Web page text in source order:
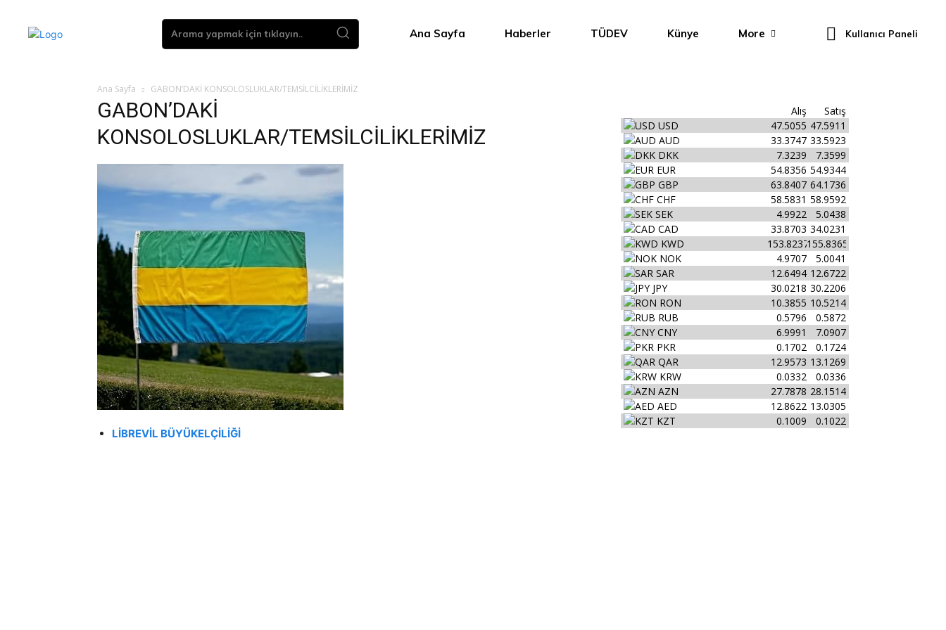
Arama yapmak için tıklayın.. Ana Sayfa Haberler TÜDEV Künye More Kullanıcı Paneli
Ana Sayfa GABON’DAKİ KONSOLOSLUKLAR/TEMSİLCİLİKLERİMİZ
GABON’DAKİ
KONSOLOSLUKLAR/TEMSİLCİLİKLERİMİZ
LİBREVİL BÜYÜKELÇİLİĞİ
Satış
Alış
USD
47.5911
47.5055
AUD
33.5923
33.3747
DKK
7.3599
7.3239
EUR
54.9344
54.8356
GBP
64.1736
63.8407
CHF
58.9592
58.5831
SEK
5.0438
4.9922
CAD
34.0231
33.8703
KWD
155.8365
153.8237
NOK
5.0041
4.9707
SAR
12.6722
12.6494
JPY
30.2206
30.0218
RON
10.5214
10.3855
RUB
0.5872
0.5796
CNY
7.0907
6.9991
PKR
0.1724
0.1702
QAR
13.1269
12.9573
KRW
0.0336
0.0332
AZN
28.1514
27.7878
AED
13.0305
12.8622
KZT
0.1022
0.1009